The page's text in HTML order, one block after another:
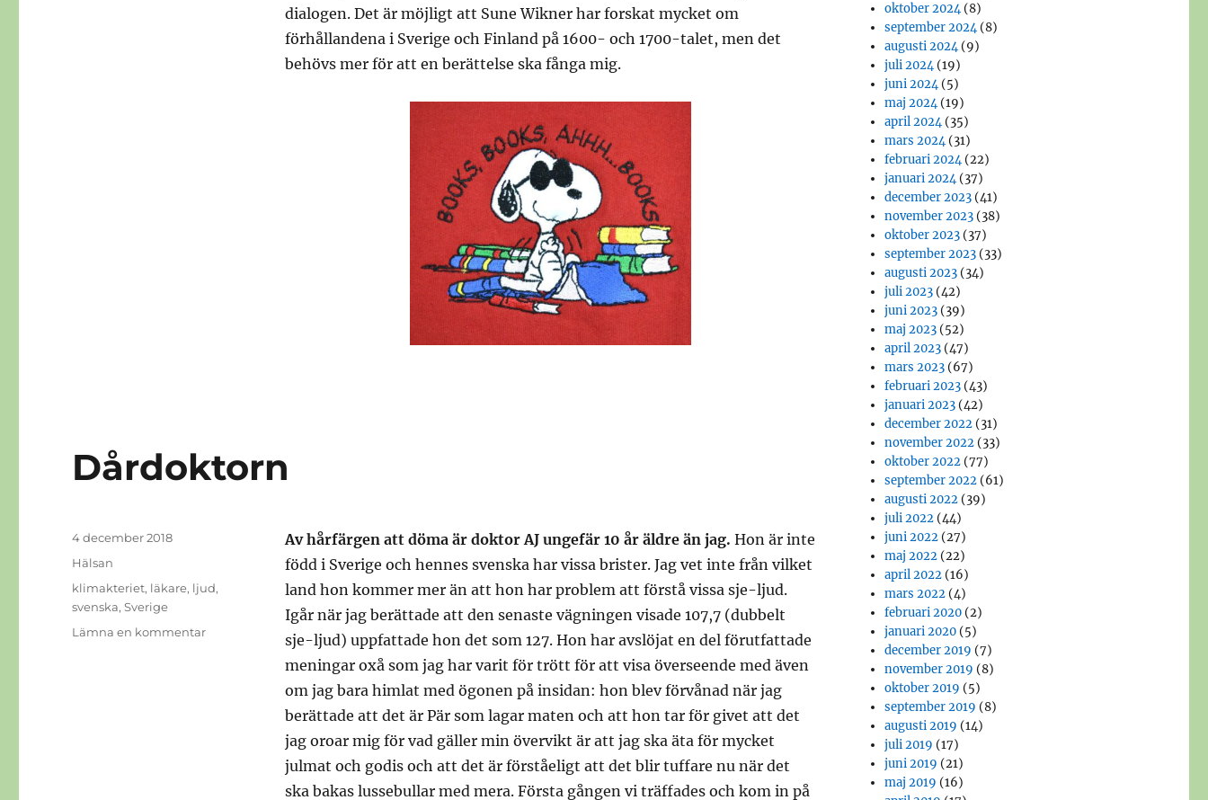
dialogen. Det är möjligt att Sune Wikner har forskat mycket om
förhållandena i Sverige och Finland på 1600- och 1700-talet, men det
behövs mer för att en berättelse ska fånga mig.
Dårdoktorn
Av hårfärgen att döma är doktor AJ ungefär 10 år äldre än jag. Hon är inte
född i Sverige och hennes svenska har vissa brister. Jag vet inte från vilket
land hon kommer mer än att hon har problem att förstå vissa sje-ljud.
Igår när jag berättade att den senaste vägningen visade 107,7 (dubbelt
sje-ljud) uppfattade hon det som 127. Hon har avslöjat en del förutfattade
meningar oxå som jag har varit för trött för att visa överseende med även
om jag bara himlat med ögonen på insidan: hon blev förvånad när jag
berättade att det är Pär som lagar maten och att hon tar för givet att det
jag oroar mig för vad gäller min övervikt är att jag ska äta för mycket
julmat och godis och att det är förståeligt att det blir tuffare nu när det
ska bakas lussebullar med mera. Första gången vi träffades och kom in på
Publicerat
den
4 december 2018
Kategorier
Hälsan
Etiketter
klimakteriet, läkare, ljud,
svenska,Sverige
Lämna en kommentartill
oktober 2024(8)
september 2024(8)
augusti 2024(9)
juli 2024(19)
juni 2024(5)
maj 2024(19)
april 2024(35)
mars 2024(31)
februari 2024(22)
januari 2024(37)
december 2023 (41)
november 2023 (38)
oktober 2023 (37)
september 2023 (33)
augusti 2023 (34)
juli 2023 (42)
juni 2023 (39)
maj 2023 (52)
april 2023 (47)
mars 2023 (67)
februari 2023 (43)
januari 2023 (42)
december 2022 (31)
november 2022 (33)
oktober 2022 (77)
september 2022 (61)
augusti 2022 (39)
juli 2022 (44)
juni 2022 (27)
maj 2022 (22)
april 2022 (16)
mars 2022 (4)
februari 2020 (2)
januari 2020 (5)
december 2019 (7)
november 2019 (8)
oktober 2019 (5)
september 2019 (8)
augusti 2019 (14)
juli 2019 (17)
juni 2019 (21)
maj 2019 (16)